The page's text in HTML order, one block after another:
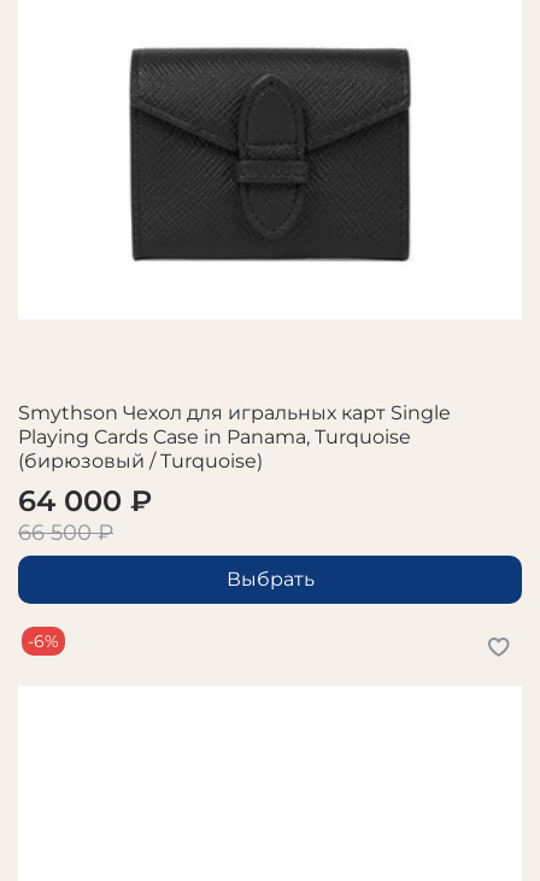
Smythson Чехол для игральных карт Single
Playing Cards Case in Panama, Turquoise
(бирюзовый / Turquoise)
64 000 ₽
66 500 ₽
Выбрать
-6%